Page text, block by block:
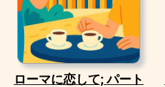
ローマに恋して; パート